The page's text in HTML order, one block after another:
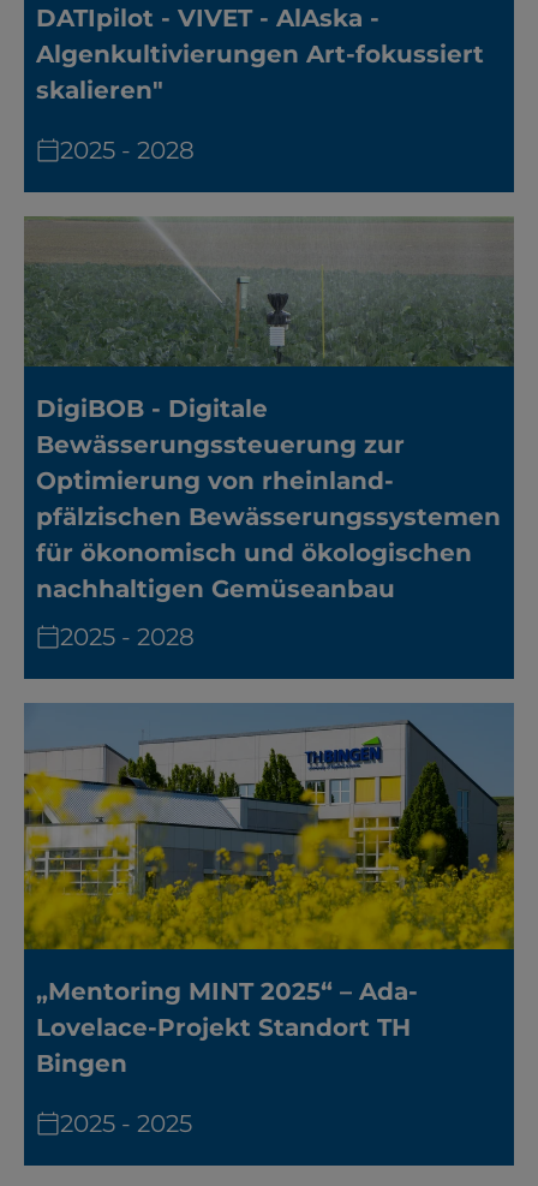
DATIpilot - VIVET - AlAska -
Algenkultivierungen Art-fokussiert
skalieren"
2025 - 2028
DigiBOB - Digitale
Bewässerungssteuerung zur
Optimierung von rheinland-
pfälzischen Bewässerungssystemen
für ökonomisch und ökologischen
nachhaltigen Gemüseanbau
2025 - 2028
„Mentoring MINT 2025“ – Ada-
Lovelace-Projekt Standort TH
Bingen
2025 - 2025